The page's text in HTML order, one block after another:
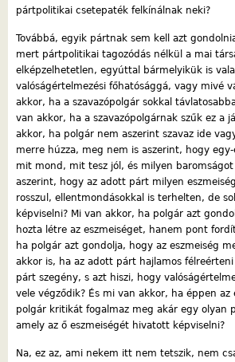
pártpolitikai csetepaték felkínálnak neki?
Továbbá, egyik pártnak sem kell azt
mert pártpolitikai tagozódás nélkül a mai
elképzelhetetlen, egyúttal bármelyikük is
valóságértelmezési főhatósággá, vagy mivé
akkor, ha a szavazópolgár sokkal
van akkor, ha a szavazópolgárnak szűk ez a
akkor, ha polgár nem aszerint szavaz ide
merre húzza, meg nem is aszerint, hogy
mit mond, mit tesz jól, és milyen
aszerint, hogy az adott párt milyen
rosszul, ellentmondásokkal is terhelten, de
képviselni? Mi van akkor, ha polgár azt
hozta létre az eszmeiséget, hanem pont
ha polgár azt gondolja, hogy az eszmeiség
akkor is, ha az adott párt hajlamos
párt szegény, s azt hiszi, hogy
vele végződik? És mi van akkor, ha éppen az
polgár kritikát fogalmaz meg akár egy olyan
amely az ő eszmeiségét hivatott képviselni?
Na, ez az, ami nekem itt nem tetszik, nem